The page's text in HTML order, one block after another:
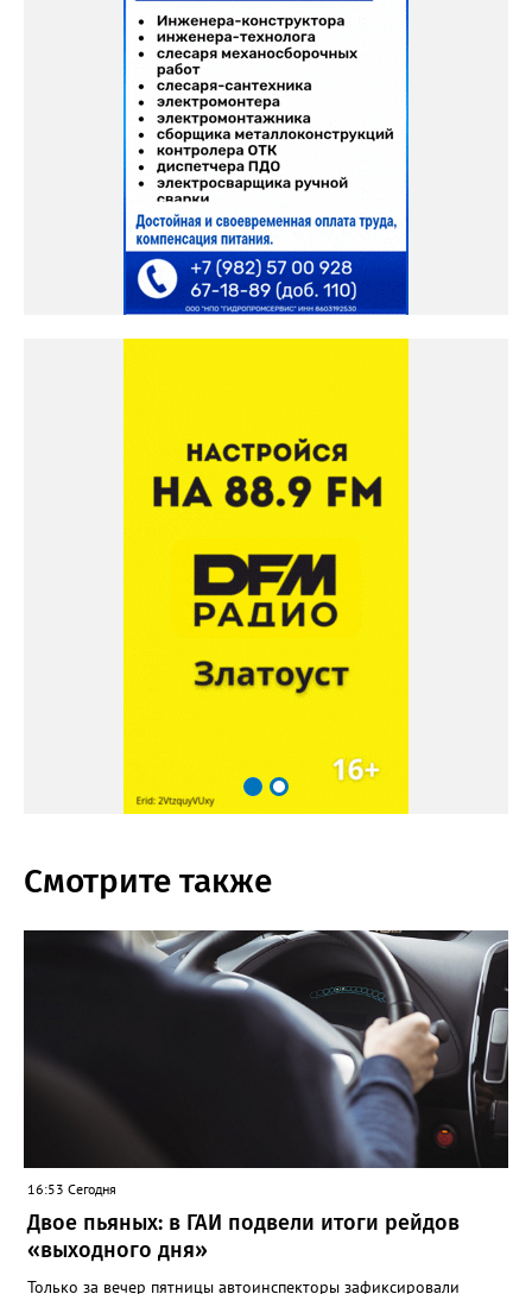
Смотрите также
16:53 Сегодня
Двое пьяных: в ГАИ подвели итоги рейдов
«выходного дня»
Только за вечер пятницы автоинспекторы зафиксировали